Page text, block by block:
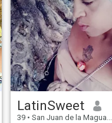
LatinSweet
39 • San Juan de la Maguana, San Juan, Dominikanska Rep.